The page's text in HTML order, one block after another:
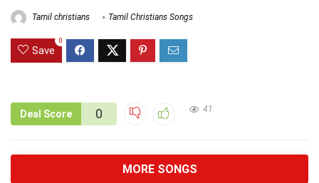
Tamil christians Tamil Christians Songs
Save
0
Deal Score 0 41
MORE SONGS